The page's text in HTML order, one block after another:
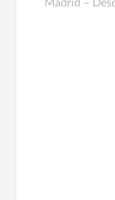
Madrid –